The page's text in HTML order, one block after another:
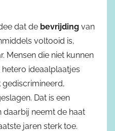
dat de bevrijding van
voltooid is,
Mensen die niet kunnen
ideaalplaatjes
Dat is een
neemt de haat
jaren sterk toe.